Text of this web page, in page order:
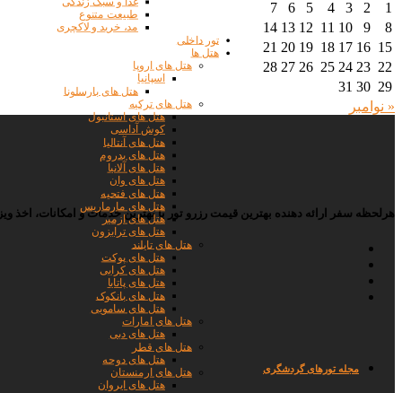
1
2
3
4
5
6
7
8
9
10
11
12
13
14
15
16
17
18
19
20
21
22
23
24
25
26
27
28
29
30
31
« نوامبر
هرلحظه سفر ارائه دهنده بهترین قیمت رزرو تور با بهترین خدمات و امکانات،
مجله تورهای گردشگری
طبیعت متنوع
مد، خرید و لاکچری
تور داخلی
هتل ها
هتل های اروپا
اسپانیا
هتل های بارسلونا
هتل های ترکیه
هتل های استانبول
کوش آداسی
هتل های آنتالیا
هتل های بدروم
هتل های آلانیا
هتل های وان
هتل های فتحیه
هتل های مارماریس
هتل های ازمیر
هتل های ترابزون
هتل های تایلند
هتل های پوکت
هتل های کرابی
هتل های پاتایا
هتل های بانکوک
هتل های سامویی
هتل های امارات
هتل های دبی
هتل های قطر
هتل های دوحه
هتل های ارمنستان
هتل های ایروان